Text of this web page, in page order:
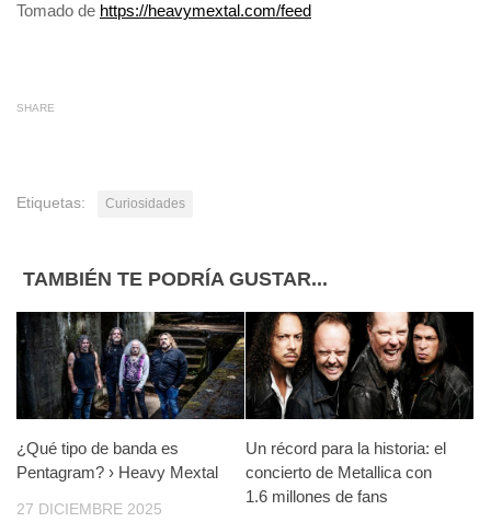
Tomado de https://heavymextal.com/feed
SHARE
Etiquetas: Curiosidades
TAMBIÉN TE PODRÍA GUSTAR...
¿Qué tipo de banda es
Pentagram? › Heavy Mextal
27 DICIEMBRE 2025
Un récord para la historia: el
concierto de Metallica con
1.6 millones de fans